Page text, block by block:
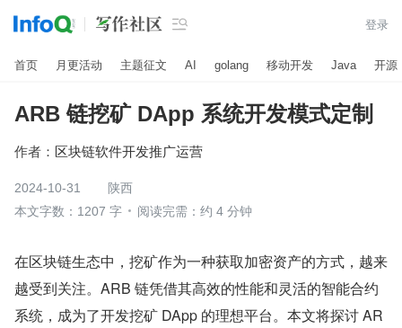
 登录
首页 月更活动 主题征文 AI golang 移动开发 Java 开源
ARB 链挖矿 DApp 系统开发模式定制
作者： 区块链软件开发推广运营
2024-10-31
陕西
本文字数：1207 字
阅读完需：约 4 分钟
在区块链生态中，挖矿作为一种获取加密资产的方式，越来
越受到关注。ARB 链凭借其高效的性能和灵活的智能合约
系统，成为了开发挖矿 DApp 的理想平台。本文将探讨 AR